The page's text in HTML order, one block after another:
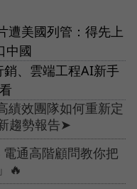
遭美國列管：得先上
中國
、雲端工程AI新手
績效團隊如何重新定
趨勢報告➤
通高階顧問教你把
🔥